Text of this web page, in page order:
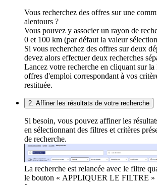
Vous recherchez des offres sur une
alentours ?
Vous pouvez y associer un rayon de
0 et 100 km (par défaut la valeur
Si vous recherchez des offres sur deux
devez alors effectuer deux recherches
Lancez votre recherche en cliquant sur la
offres d'emploi correspondant à vos
restituée.
2. Affiner les résultats de votre recherche
Si besoin, vous pouvez affiner les
en sélectionnant des filtres et critères
de recherche.
La recherche est relancée avec le filtre
le bouton « APPLIQUER LE FILTRE »